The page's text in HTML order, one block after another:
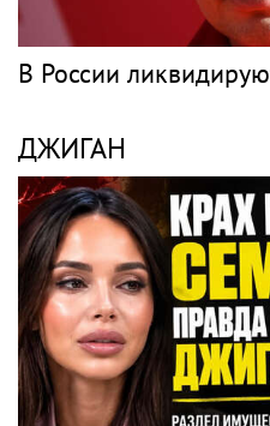
В России
ДЖИГАН